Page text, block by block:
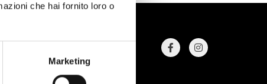
che hai fornito loro o
Marketing